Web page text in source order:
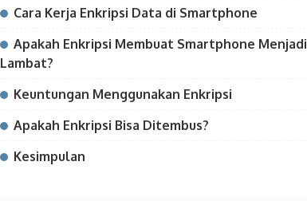
Cara Kerja Enkripsi Data di Smartphone
Apakah Enkripsi Membuat Smartphone Menjadi
Lambat?
Keuntungan Menggunakan Enkripsi
Apakah Enkripsi Bisa Ditembus?
Kesimpulan